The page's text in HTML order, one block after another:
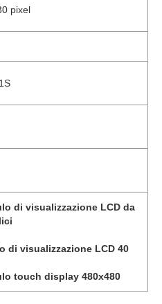
pixel
di visualizzazione LCD da
di visualizzazione LCD 40
touch display 480x480